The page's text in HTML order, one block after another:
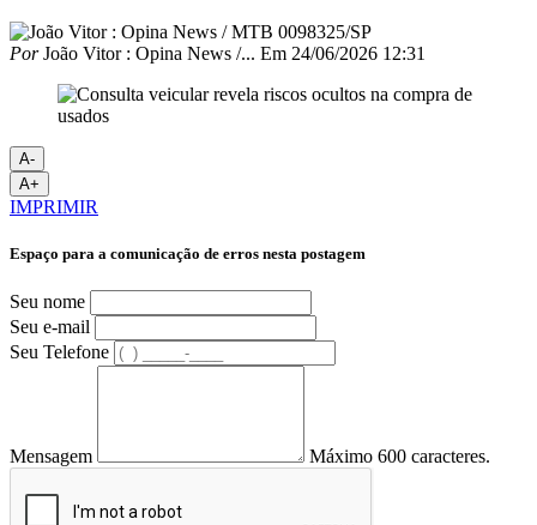
PorJoão Vitor : Opina News /... Em 24/06/2026 12:31
A-
A+
IMPRIMIR
Espaço para a comunicação de erros nesta postagem
Seu nome
Seu e-mail
Seu Telefone
Mensagem Máximo 600 caracteres.